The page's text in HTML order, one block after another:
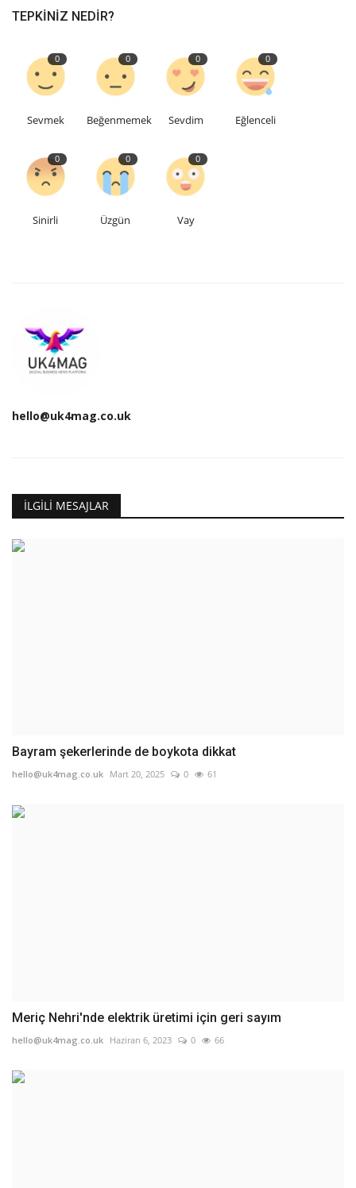
Restoranlar
Sağlık
Etkinlik
Teknoloji
Dilim
TEPKINIZ NEDIR?
0
Sevmek
0
Beğenmemek
0
Sevdim
0
Eğlenceli
0
Sinirli
0
Üzgün
0
Vay
hello@uk4mag.co.uk
İLGILI MESAJLAR
Bayram şekerlerinde de boykota dikkat
hello@uk4mag.co.uk Mart 20, 2025 0 61
Meriç Nehri'nde elektrik üretimi için geri sayım
hello@uk4mag.co.uk Haziran 6, 2023 0 66